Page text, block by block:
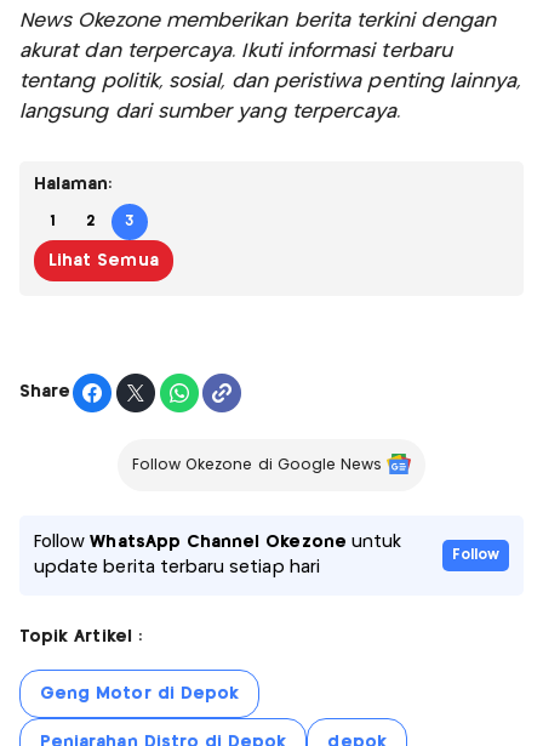
News Okezone memberikan berita terkini dengan
akurat dan terpercaya. Ikuti informasi terbaru
tentang politik, sosial, dan peristiwa penting lainnya,
langsung dari sumber yang terpercaya.
Halaman:
1 2 3
Lihat Semua
Share
Follow Okezone di Google News
FollowWhatsApp Channel Okezone untuk
update berita terbaru setiap hari
Follow
Topik Artikel :
Geng Motor di Depok
Penjarahan Distro di Depok depok